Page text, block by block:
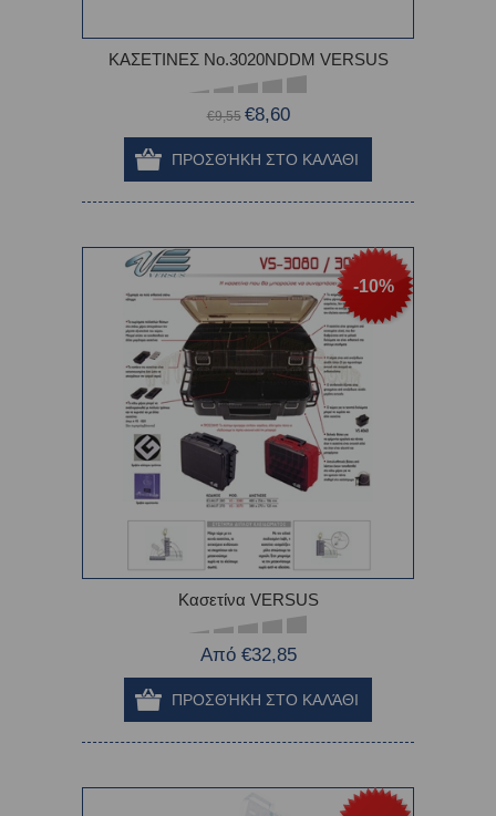
ΚΑΣΕΤΙΝEΣ Νο.3020ΝDDΜ VERSUS
€9,55 €8,60
-10%
Κασετίνα VERSUS
Από €32,85